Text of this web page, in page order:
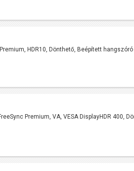
HDR10, Dönthető, Beépített hangszóró
Premium, VA, VESA DisplayHDR 400,